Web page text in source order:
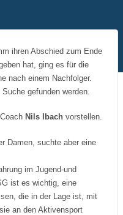
ihren Abschied zum Ende
hat, ging es für die
nach einem Nachfolger.
gefunden werden.
Nils Ibach vorstellen.
Damen, suchte aber eine
im Jugend-und
ist es wichtig, eine
die in der Lage ist, mit
an den Aktivensport